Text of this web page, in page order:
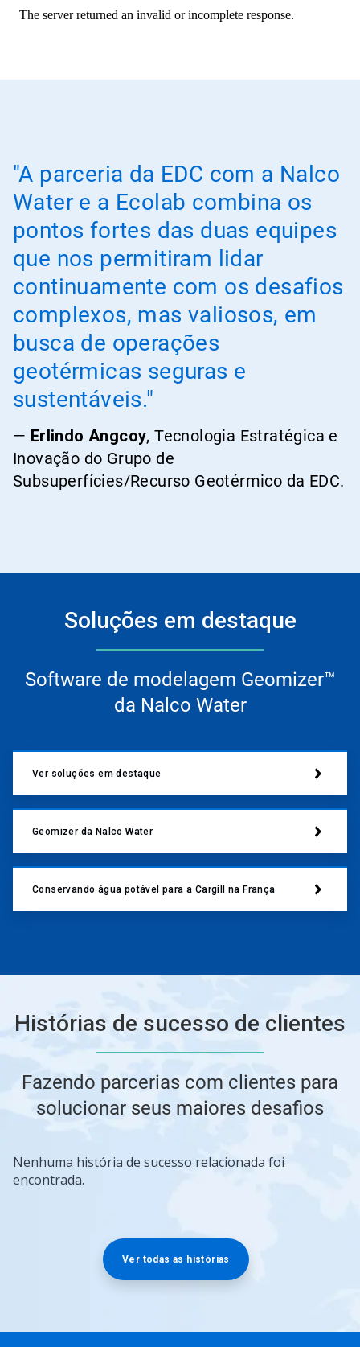
"A parceria da EDC com a Nalco
Water e a Ecolab combina os
pontos fortes das duas equipes
que nos permitiram lidar
continuamente com os desafios
complexos, mas valiosos, em
busca de operações
geotérmicas seguras e
sustentáveis."
— Erlindo Angcoy, Tecnologia Estratégica e
Inovação do Grupo de
Subsuperfícies/Recurso Geotérmico da EDC.
Soluções em destaque
Software de modelagem Geomizer™
da Nalco Water
Ver soluções em destaque
Geomizer da Nalco Water
Conservando água potável para a Cargill na França
Histórias de sucesso de clientes
Fazendo parcerias com clientes para
solucionar seus maiores desafios
Nenhuma história de sucesso relacionada foi
encontrada.
Ver todas as histórias